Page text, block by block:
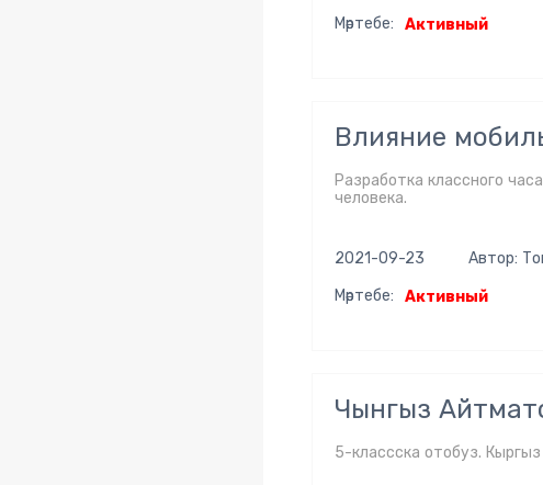
Мәртебе:
Активный
Влияние
Разработка классного
человека.
2021-09-23 Автор:
Мәртебе:
Активный
Чынгыз
5-классска отобуз.